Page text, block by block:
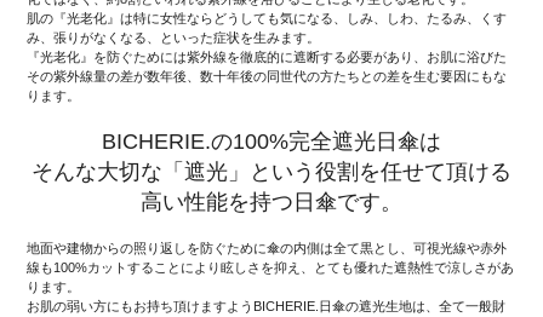
肌の『光老化』は特に女性ならどうしても気になる、しみ、しわ、たるみ、くす
み、張りがなくなる、といった症状を生みます。
『光老化』を防ぐためには紫外線を徹底的に遮断する必要があり、お肌に浴びた
その紫外線量の差が数年後、数十年後の同世代の方たちとの差を生む要因にもな
ります。
BICHERIE.の100%完全遮光日傘は
そんな大切な「遮光」という役割を任せて頂ける
高い性能を持つ日傘です。
地面や建物からの照り返しを防ぐために傘の内側は全て黒とし、可視光線や赤外
線も100%カットすることにより眩しさを抑え、とても優れた遮熱性で涼しさがあ
ります。
お肌の弱い方にもお持ち頂けますようBICHERIE.日傘の遮光生地は、全て一般財